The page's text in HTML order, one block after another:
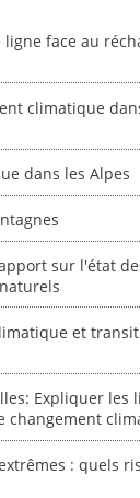
face au
climatique
dans les Alpes
sur l'état
et
Expliquer les
changement
: quels